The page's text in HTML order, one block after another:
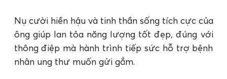
Nụ cười hiền hậu và tinh thần sống tích cực của
ông giúp lan tỏa năng lượng tốt đẹp, đúng với
thông điệp mà hành trình tiếp sức hỗ trợ bệnh
nhân ung thư muốn gửi gắm.